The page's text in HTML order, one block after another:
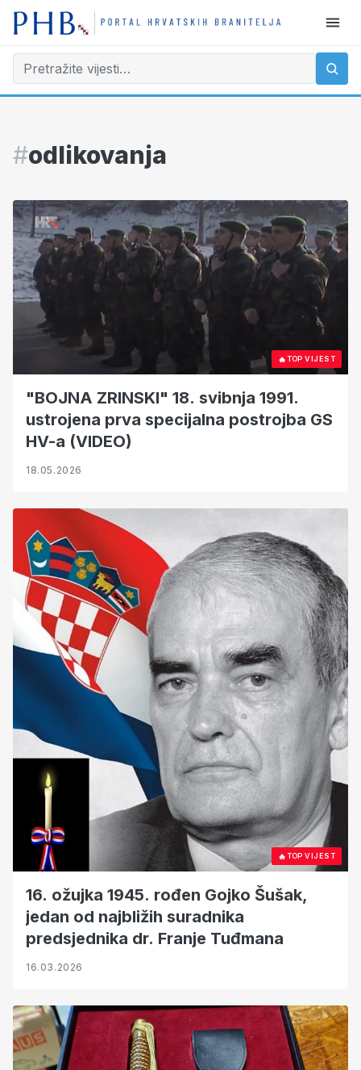
#odlikovanja
🔥TOP VIJEST
"BOJNA ZRINSKI" 18. svibnja 1991.
ustrojena prva specijalna postrojba GS
HV-a (VIDEO)
18.05.2026
🔥TOP VIJEST
16. ožujka 1945. rođen Gojko Šušak,
jedan od najbližih suradnika
predsjednika dr. Franje Tuđmana
16.03.2026